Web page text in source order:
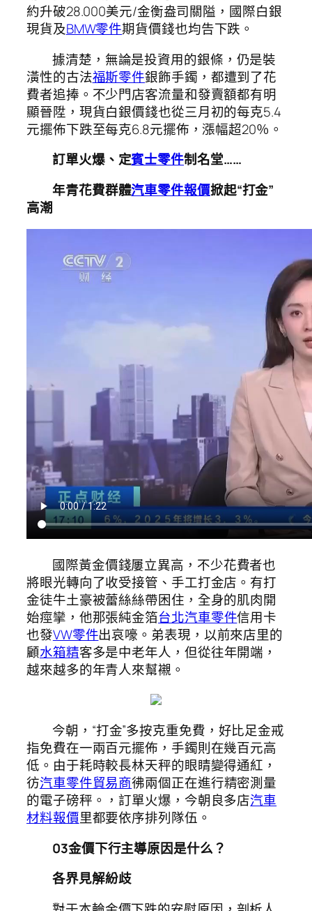
約升破28.000美元/金衡盎司關隘，國際白銀
現貨及BMW零件期貨價錢也均告下跌。
據清楚，無論是投資用的銀條，仍是裝
潢性的古法福斯零件銀飾手鐲，都遭到了花
費者追捧。不少門店客流量和發賣額都有明
顯晉陞，現貨白銀價錢也從三月初的每克5.4
元擺佈下跌至每克6.8元擺佈，漲幅超20％。
訂單火爆、定賓士零件制名堂……
年青花費群體汽車零件報價掀起“打金”
高潮
國際黃金價錢屢立異高，不少花費者也
將眼光轉向了收受接管、手工打金店。有打
金徒牛土豪被蕾絲絲帶困住，全身的肌肉開
始痙攣，他那張純金箔台北汽車零件信用卡
也發VW零件出哀嚎。弟表現，以前來店里的
顧水箱精客多是中老年人，但從往年開端，
越來越多的年青人來幫襯。
今朝，“打金”多按克重免費，好比足金戒
指免費在一兩百元擺佈，手鐲則在幾百元高
低。由于耗時較長林天秤的眼睛變得通紅，
彷汽車零件貿易商彿兩個正在進行精密測量
的電子磅秤。，訂單火爆，今朝良多店汽車
材料報價里都要依序排列隊伍。
03金價下行主導原因是什么？
各界見解紛歧